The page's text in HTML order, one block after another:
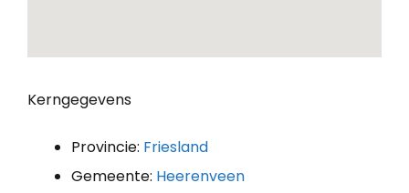
Kerngegevens
Provincie: Friesland
Gemeente: Heerenveen